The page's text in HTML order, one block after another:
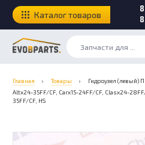
Каталог товаров
Главная › Товары ›
Гидроузел (левый)
Altx24-35FF/CF, Carx15-24FF/CF, Clasx24-
35FF/CF, HS